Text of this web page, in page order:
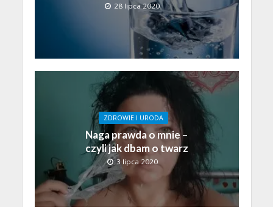
28 lipca 2020
ZDROWIE I URODA
Naga prawda o mnie –
czyli jak dbam o twarz
3 lipca 2020